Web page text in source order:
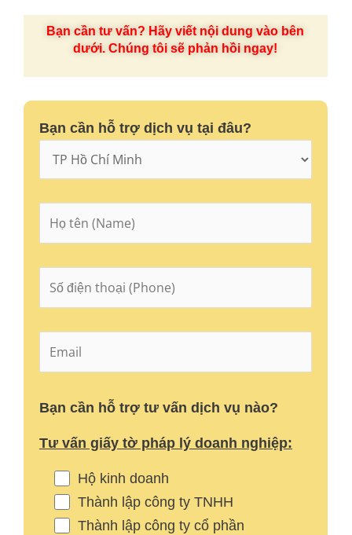
Bạn cần tư vấn? Hãy viết nội dung vào bên
dưới. Chúng tôi sẽ phản hồi ngay!
Bạn cần hỗ trợ dịch vụ tại đâu?
Bạn cần hỗ trợ tư vấn dịch vụ nào?
Tư vấn giấy tờ pháp lý doanh nghiệp:
Hộ kinh doanh
Thành lập công ty TNHH
Thành lập công ty cổ phần